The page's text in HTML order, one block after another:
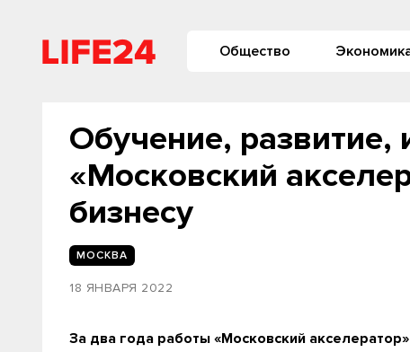
Общество
Обучение, развитие,
«Московский
бизнесу
МОСКВА
18 ЯНВАРЯ 2022
За два года работы «Московский